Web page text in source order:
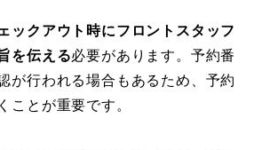
ックアウト時にフロントスタッフ
を伝える必要があります。予約番
が行われる場合もあるため、予約
ことが重要です。